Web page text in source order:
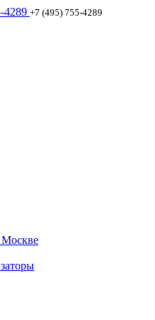
4289 +7 (495) 755-4289
Москве